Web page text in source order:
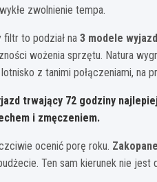
zwolnienie tempa.
to podział na 3 modele
wożenia sprzętu. Natura
z tanimi połączeniami, na
trwający 72 godziny
i zmęczeniem.
ocenić porę roku. Zakopane
Ten sam kierunek nie